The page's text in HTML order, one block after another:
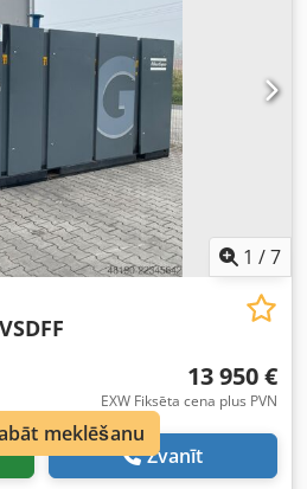
1 /7
13 950 €
EXW Fiksēta cena plus PVN
Zvanīt
meklēšanu